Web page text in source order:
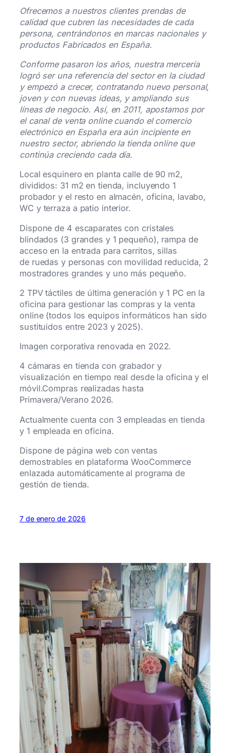
Ofrecemos a nuestros clientes prendas de
calidad que cubren las necesidades de cada
persona, centrándonos en marcas nacionales y
productos Fabricados en España.
Conforme pasaron los años, nuestra mercería
logró ser una referencia del sector en la ciudad
y empezó a crecer, contratando nuevo personal,
joven y con nuevas ideas, y ampliando sus
líneas de negocio. Así, en 2011, apostamos por
el canal de venta online cuando el comercio
electrónico en España era aún incipiente en
nuestro sector, abriendo la tienda online que
continúa creciendo cada día.
Local esquinero en planta calle de 90 m2,
divididos: 31 m2 en tienda, incluyendo 1
probador y el resto en almacén, oficina, lavabo,
WC y terraza a patio interior.
Dispone de 4 escaparates con cristales
blindados (3 grandes y 1 pequeño), rampa de
acceso en la entrada para carritos, sillas
de ruedas y personas con movilidad reducida, 2
mostradores grandes y uno más pequeño.
2 TPV táctiles de última generación y 1 PC en la
oficina para gestionar las compras y la venta
online (todos los equipos informáticos han sido
sustituidos entre 2023 y 2025).
Imagen corporativa renovada en 2022.
4 cámaras en tienda con grabador y
visualización en tiempo real desde la oficina y el
móvil.Compras realizadas hasta
Primavera/Verano 2026.
Actualmente cuenta con 3 empleadas en tienda
y 1 empleada en oficina.
Dispone de página web con ventas
demostrables en plataforma WooCommerce
enlazada automáticamente al programa de
gestión de tienda.
7 de enero de 2026